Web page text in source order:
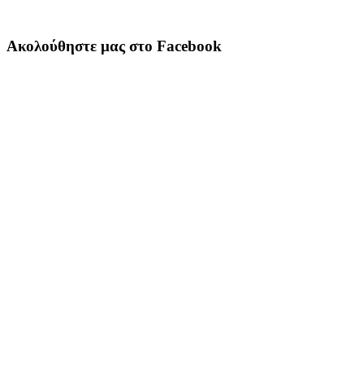
Ακολούθηστε μας στο Facebook